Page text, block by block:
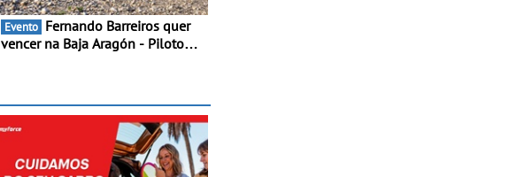
Evento
vencer na Baja Aragón - Piloto